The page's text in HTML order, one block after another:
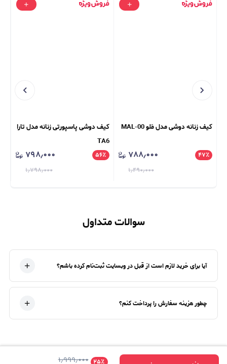
۲۵٪ ۱٫۹۹۹٫۰۰۰
کیف زنانه دوشی مدل مَلو MAL-00
۴۷٪ ۷۸۸٫۰۰۰
۱٫۴۹۰٫۰۰۰
کیف دوشی پاسپورتی زنانه مدل تارا
TA6
۵۶٪ ۷۹۸٫۰۰۰
۱٫۷۹۸٫۰۰۰
سوالات متداول
آیا برای خرید لازم است از قبل در وبسایت ثبت‌نام کرده باشم؟
چطور هزینه سفارش را پرداخت کنم؟